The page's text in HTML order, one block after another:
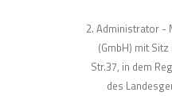
Administrator -
(GmbH) mit
Str.37, in dem
des